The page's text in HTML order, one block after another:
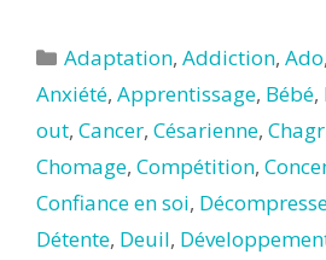
Catégories
Adaptation,Addiction,Ado
Anxiété, Apprentissage, Bébé,
out, Cancer, Césarienne,
Chomage, Compétition,
Confiance en soi,
Détente, Deuil,